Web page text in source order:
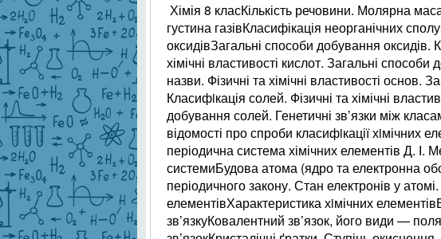
Хімія 8 класКількість речовини. Молярна
густина газівКласифікація неорганічних
оксидівЗагальні способи добування оксидів.
хімічні властивості кислот. Загальні
назви. Фізичні та хімічні властивості основ.
Класифiкація солей. Фізичні та хімічні
добування солей. Генетичні зв’язки між
відомості про спроби класифiкації хiмічних
періодична система хімічних елементів Д. І.
системиБудова атома (ядро та електронна
періодичного закону. Стан електронів у
елементівХарактеристика хiмічних
зв’язкуКовалентний зв’язок, його види —